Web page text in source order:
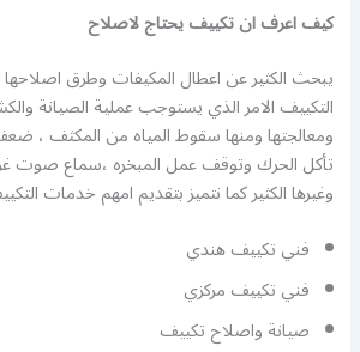
كيف اعرف ان تكييف يحتاج لاصلاح
يبحث الكثير عن اعطال المكيفات وطرق
التكييف الامر الذي يستوجب عملية الصيانة
ومعالجتها ومنها سقوط المياه من المكثف ، ضعف
تأكل الحرك وتوقف عمل المبخره ،سماع صوت
وغيرها الكثير كما نتميز بتقديم امهم خدمات
فني تكييف هندي
فني تكييف مركزي
صيانة واصلاح تكييف